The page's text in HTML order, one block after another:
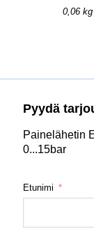
0,06
Pyydä
Painelähetin
0...15bar
Etunimi